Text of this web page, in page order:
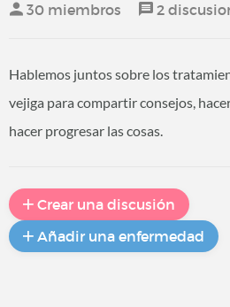
30 miembros 2
Hablemos juntos sobre los
vejiga para compartir consejos,
hacer progresar las cosas.
Crear una discusión
Añadir una enfermedad